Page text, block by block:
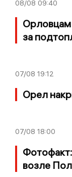
08/08 09:40
Орловцам
за
07/08 19:12
Орел
07/08 18:00
возле